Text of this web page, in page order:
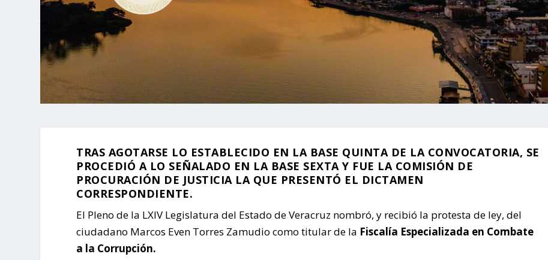
TRAS AGOTARSE LO ESTABLECIDO EN LA BASE QUINTA DE LA CONVOCATORIA, SE
PROCEDIÓ A LO SEÑALADO EN LA BASE SEXTA Y FUE LA COMISIÓN DE
PROCURACIÓN DE JUSTICIA LA QUE PRESENTÓ EL DICTAMEN
CORRESPONDIENTE.
El Pleno de la LXIV Legislatura del Estado de Veracruz nombró, y recibió la protesta de ley, del
ciudadano Marcos Even Torres Zamudio como titular de la Fiscalía Especializada en Combate
a la Corrupción.